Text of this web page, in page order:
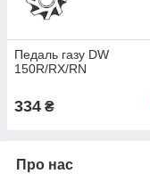
Педаль газу DW
150R/RX/RN
334 ₴
Про нас